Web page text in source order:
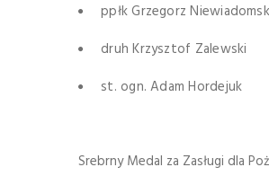
ppłk Grzegorz
druh Krzysztof Zalewski
st. ogn. Adam Hordejuk
Srebrny Medal za Zasługi dla